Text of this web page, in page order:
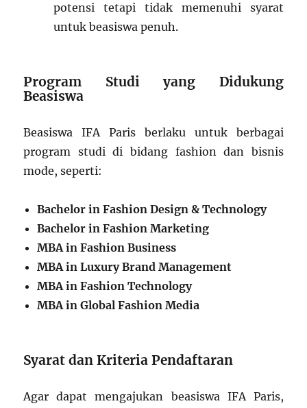
potensi tetapi tidak memenuhi syarat
untuk beasiswa penuh.
Program Studi yang Didukung
Beasiswa
Beasiswa IFA Paris berlaku untuk berbagai
program studi di bidang fashion dan bisnis
mode, seperti:
Bachelor in Fashion Design & Technology
Bachelor in Fashion Marketing
MBA in Fashion Business
MBA in Luxury Brand Management
MBA in Fashion Technology
MBA in Global Fashion Media
Syarat dan Kriteria Pendaftaran
Agar dapat mengajukan beasiswa IFA Paris,